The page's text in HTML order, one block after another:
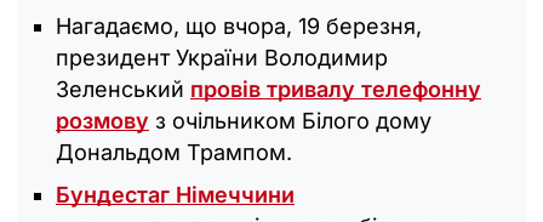
Нагадаємо, що вчора, 19 березня,
президент України Володимир
Зеленський провів тривалу телефонну
розмову з очільником Білого дому
Дональдом Трампом.
Бундестаг Німеччини